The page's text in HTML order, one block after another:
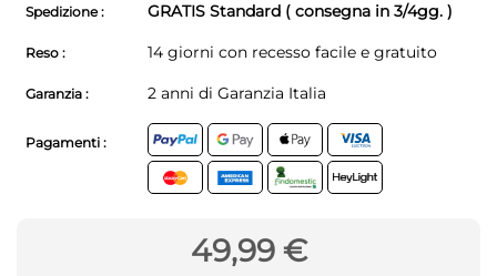
Spedizione : GRATIS Standard ( consegna in 3/4gg. )
Reso : 14 giorni con recesso facile e gratuito
Garanzia : 2 anni di Garanzia Italia
Pagamenti :
49,99 €